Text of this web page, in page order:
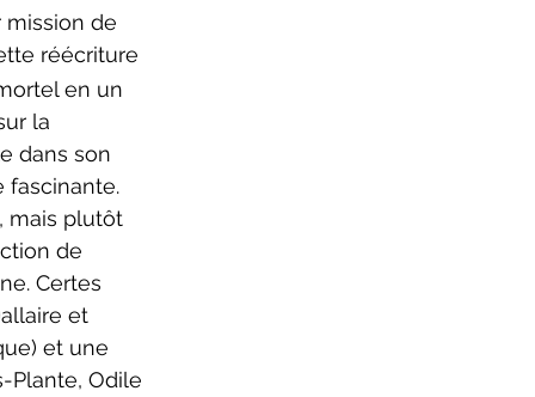
mission de
réécriture
en un
la
dans son
fascinante.
mais plutôt
de
Certes
et
et une
Plante, Odile